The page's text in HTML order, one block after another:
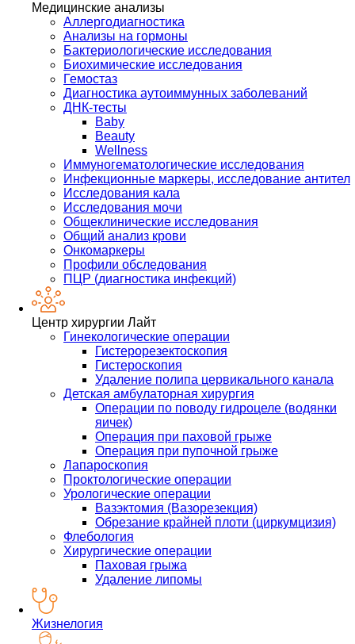
Медицинские анализы
Аллергодиагностика
Анализы на гормоны
Бактериологические исследования
Биохимические исследования
Гемостаз
Диагностика аутоиммунных заболеваний
ДНК-тесты
Baby
Beauty
Wellness
Иммуногематологические исследования
Инфекционные маркеры, исследование антител
Исследования кала
Исследования мочи
Общеклинические исследования
Общий анализ крови
Онкомаркеры
Профили обследования
ПЦР (диагностика инфекций)
Центр хирургии Лайт
Гинекологические операции
Гистерорезектоскопия
Гистероскопия
Удаление полипа цервикального канала
Детская амбулаторная хирургия
Операции по поводу гидроцеле (водянки
яичек)
Операция при паховой грыже
Операция при пупочной грыже
Лапароскопия
Проктологические операции
Урологические операции
Вазэктомия (Вазорезекция)
Обрезание крайней плоти (циркумцизия)
Флебология
Хирургические операции
Паховая грыжа
Удаление липомы
Жизнелогия